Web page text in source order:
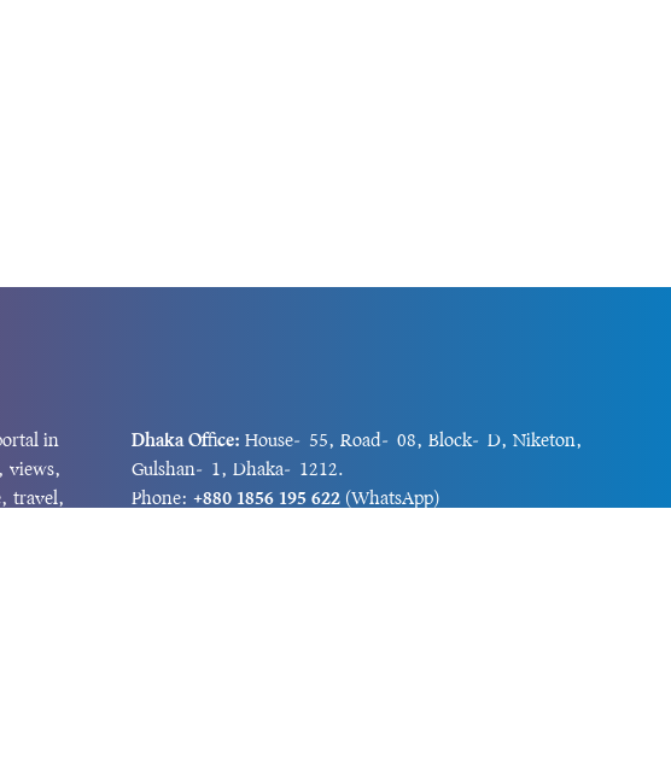
in
views,
travel,
Dhaka Office: House-55, Road-08, Block-D, Niketon,
Gulshan-1, Dhaka-1212.
Phone: +880 1856 195 622 (WhatsApp)